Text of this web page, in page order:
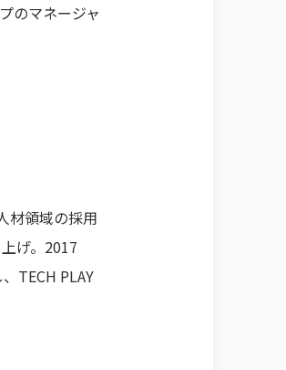
のマネージャ
材領域の採用
げ。2017
TECH PLAY